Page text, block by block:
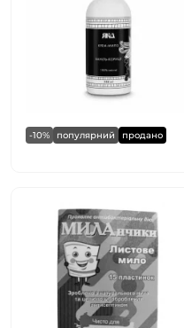
-10% популярний продано